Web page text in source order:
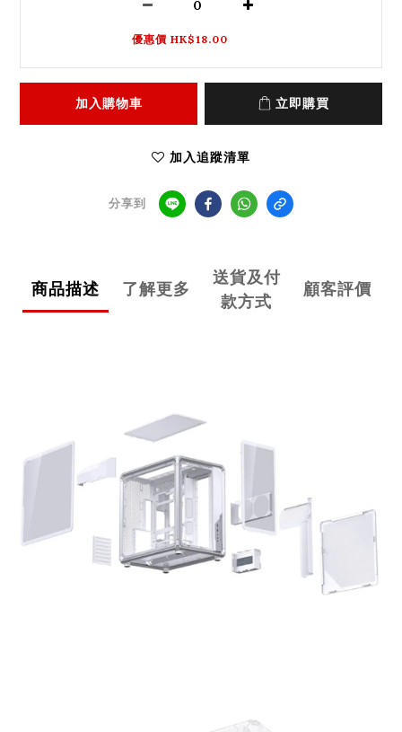
優惠價 HK$18.00
加入購物車 立即購買
加入追蹤清單
分享到
商品描述 了解更多
送貨及付
款方式
顧客評價